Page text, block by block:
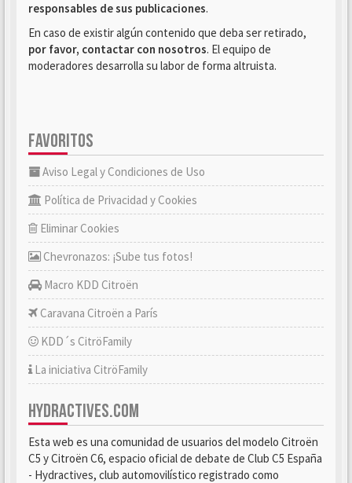
responsables de sus publicaciones.
En caso de existir algún contenido que deba ser retirado,
por favor, contactar con nosotros. El equipo de
moderadores desarrolla su labor de forma altruista.
FAVORITOS
Aviso Legal y Condiciones de Uso
Política de Privacidad y Cookies
Eliminar Cookies
Chevronazos: ¡Sube tus fotos!
Macro KDD Citroën
Caravana Citroën a París
KDD´s CitröFamily
La iniciativa CitröFamily
HYDRACTIVES.COM
Esta web es una comunidad de usuarios del modelo Citroën
C5 y Citroën C6, espacio oficial de debate de Club C5 España
- Hydractives, club automovilístico registrado como